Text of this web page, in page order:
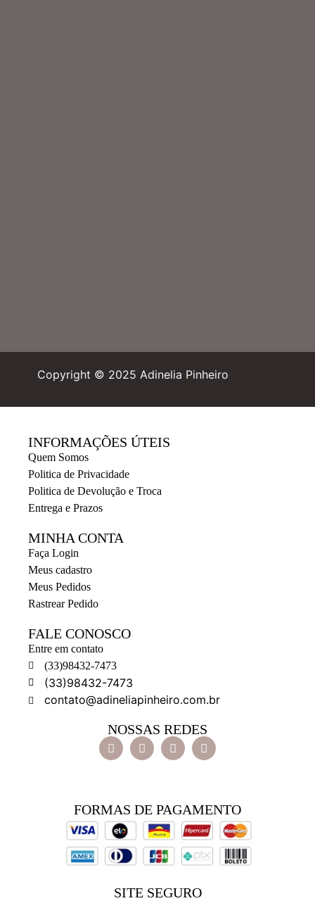
Copyright © 2025 Adinelia Pinheiro
INFORMAÇÕES ÚTEIS
Quem Somos
Politica de Privacidade
Politica de Devolução e Troca
Entrega e Prazos
MINHA CONTA
Faça Login
Meus cadastro
Meus Pedidos
Rastrear Pedido
FALE CONOSCO
Entre em contato
(33)98432-7473
(33)98432-7473
contato@adineliapinheiro.com.br
NOSSAS REDES
FORMAS DE PAGAMENTO
SITE SEGURO